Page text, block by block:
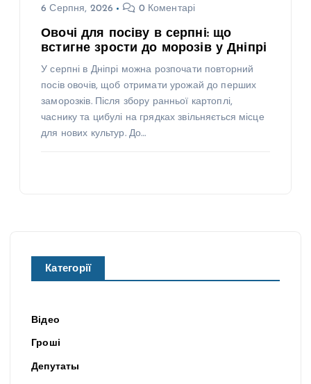
6 Серпня, 2026 0 Коментарі
Овочі для посіву в серпні: що
встигне зрости до морозів у Дніпрі
У серпні в Дніпрі можна розпочати повторний
посів овочів, щоб отримати урожай до перших
заморозків. Після збору ранньої картоплі,
часнику та цибулі на грядках звільняється місце
для нових культур. До…
Категорії
Відео
Гроші
Депутаты